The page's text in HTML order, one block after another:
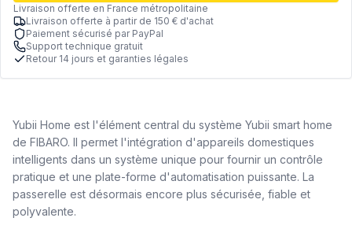
Livraison offerte en France métropolitaine
Livraison offerte à partir de 150 € d'achat
Paiement sécurisé par PayPal
Support technique gratuit
Retour 14 jours et garanties légales
Yubii Home est l'élément central du système Yubii smart home
de FIBARO. Il permet l'intégration d'appareils domestiques
intelligents dans un système unique pour fournir un contrôle
pratique et une plate-forme d'automatisation puissante. La
passerelle est désormais encore plus sécurisée, fiable et
polyvalente.